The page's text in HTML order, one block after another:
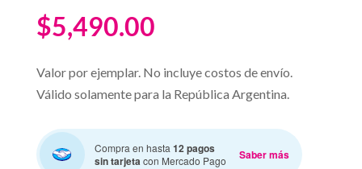
$5,490.00
Valor por ejemplar. No incluye costos de envío.
Válido solamente para la República Argentina.
Compra en hasta12 pagos
sin tarjetacon Mercado Pago Saber más